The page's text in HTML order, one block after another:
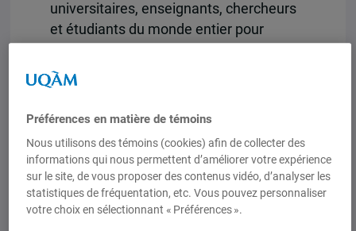
universitaires, enseignants, chercheurs
et étudiants du monde entier pour
l’avenir, des obstacles à leur réalisation
et du rôle de la coopération universitaire
internationale pour repenser les
dessous les détails de notre prochain
webinaire de la série « 75 pour ONU75 :
75 minutes de conversation », sur le
thème «Repenser les réponses
Préférences en matière de témoins
Nous utilisons des témoins (cookies) afin de collecter des
informations qui nous permettent d’améliorer votre expérience
sur le site, de vous proposer des contenus vidéo, d’analyser les
statistiques de fréquentation, etc. Vous pouvez personnaliser
votre choix en sélectionnant « Préférences ».